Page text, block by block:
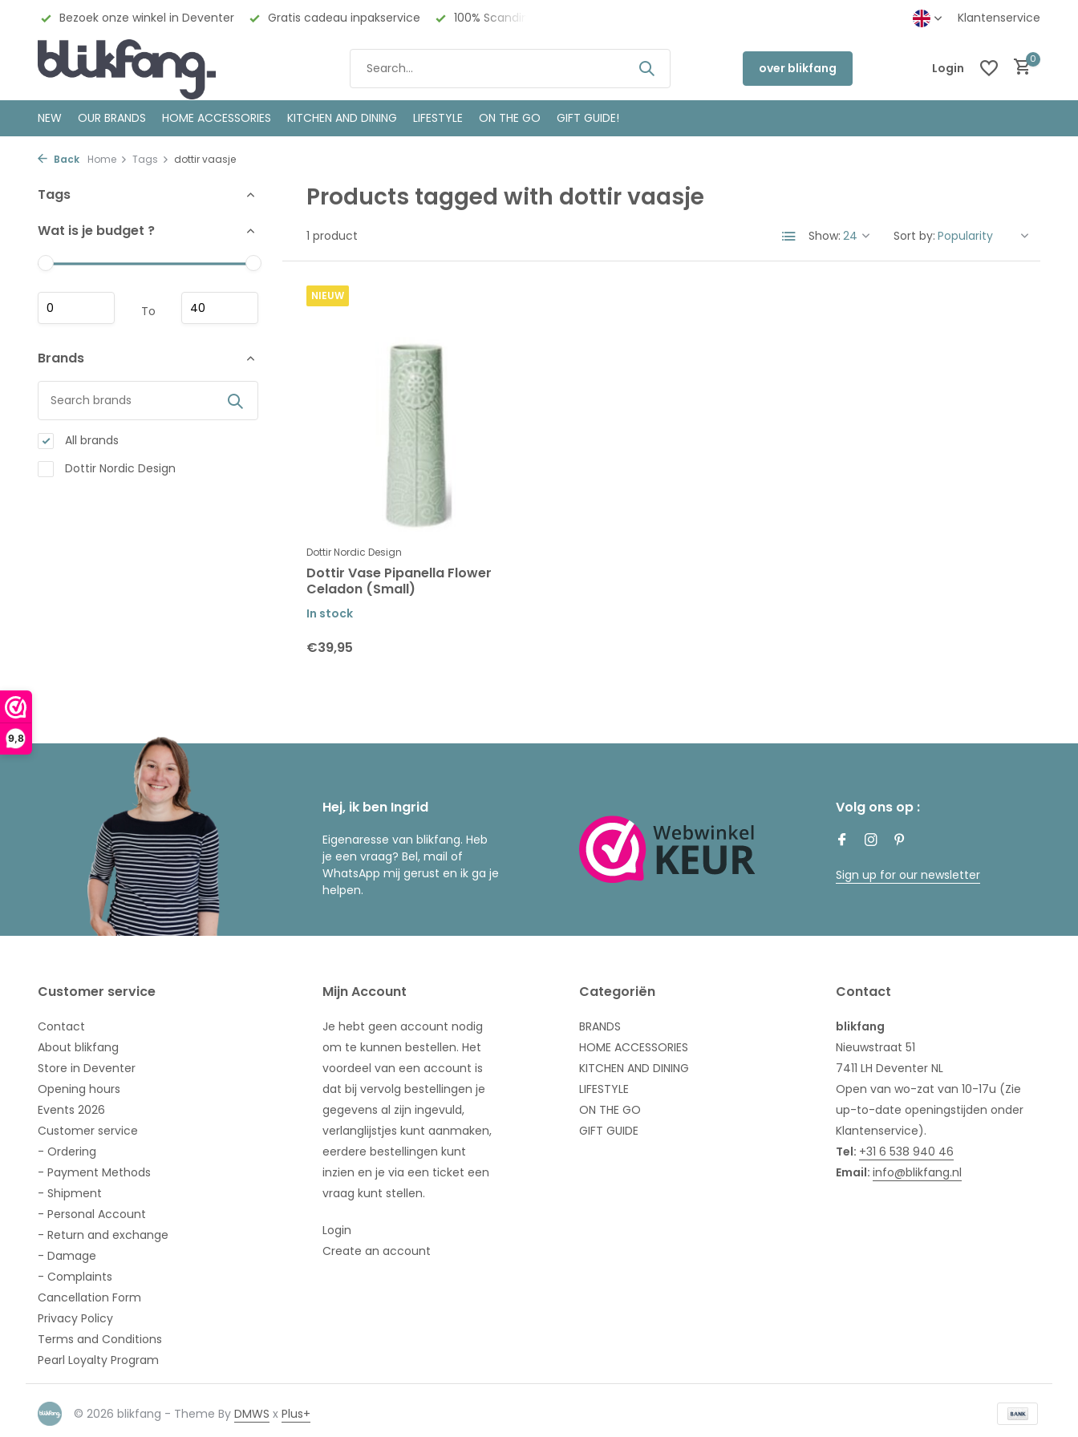
9,8
Bezoek onze winkel in Deventer Gratis cadeau inpakservice 100% Scandinavisch Design Klantenservice
over blikfang Login
0
NEW OUR BRANDS HOME ACCESSORIES KITCHEN AND DINING LIFESTYLE ON THE GO GIFT GUIDE!
Back Home Tags dottir vaasje
Tags
Wat is je budget ?
To
Brands
All brands
Dottir Nordic Design
Products tagged with dottir vaasje
1 product Show: Sort by:
NIEUW
Dottir Nordic Design
Dottir Vase Pipanella Flower
Celadon (Small)
In stock
€39,95
Hej, ik ben Ingrid
Eigenaresse van blikfang. Heb
je een vraag? Bel, mail of
WhatsApp mij gerust en ik ga je
helpen.
Volg ons op :
Sign up for our newsletter
Customer service
Contact
About blikfang
Store in Deventer
Opening hours
Events 2026
Customer service
- Ordering
- Payment Methods
- Shipment
- Personal Account
- Return and exchange
- Damage
- Complaints
Cancellation Form
Privacy Policy
Terms and Conditions
Pearl Loyalty Program
Mijn Account
Je hebt geen account nodig
om te kunnen bestellen. Het
voordeel van een account is
dat bij vervolg bestellingen je
gegevens al zijn ingevuld,
verlanglijstjes kunt aanmaken,
eerdere bestellingen kunt
inzien en je via een ticket een
vraag kunt stellen.
Login
Create an account
Categoriën
BRANDS
HOME ACCESSORIES
KITCHEN AND DINING
LIFESTYLE
ON THE GO
GIFT GUIDE
Contact
blikfang
Nieuwstraat 51
7411 LH Deventer NL
Open van wo-zat van 10-17u (Zie
up-to-date openingstijden onder
Klantenservice).
Tel: +31 6 538 940 46
Email: info@blikfang.nl
© 2026 blikfang - Theme By DMWS x Plus+